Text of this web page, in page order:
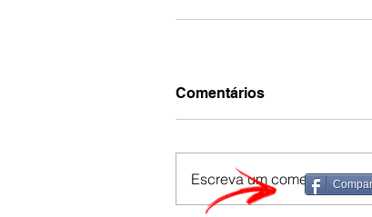
Comentários
Escreva um comentário